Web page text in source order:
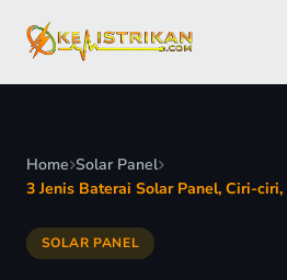
Home Solar Panel
3 Jenis Baterai Solar Panel, Ciri-
SOLAR PANEL